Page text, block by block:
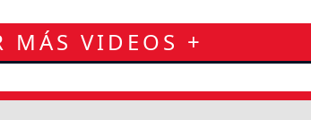
MÁS VIDEOS +